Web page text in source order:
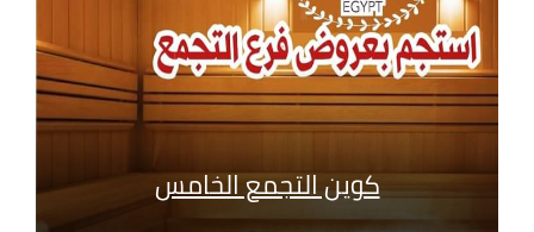
01099773147
01116550039
01050846816
كوين التجمع الخامس